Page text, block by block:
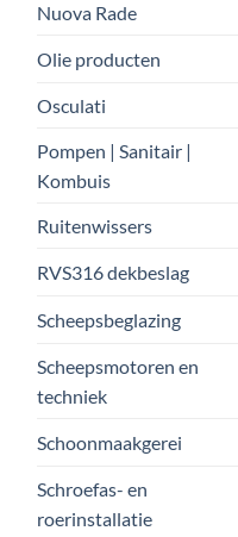
Nuova Rade
Olie producten
Osculati
Pompen | Sanitair |
Kombuis
Ruitenwissers
RVS316 dekbeslag
Scheepsbeglazing
Scheepsmotoren en
techniek
Schoonmaakgerei
Schroefas- en
roerinstallatie